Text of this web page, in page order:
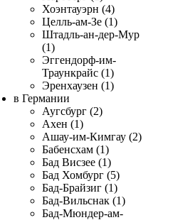
Хоэнтауэрн (4)
Целль-ам-Зе (1)
Штадль-ан-дер-Мур
(1)
Эггендорф-им-
Траункрайс (1)
Эренхаузен (1)
в Германии
Аугсбург (2)
Ахен (1)
Ашау-им-Кимгау (2)
Бабенсхам (1)
Бад Висзее (1)
Бад Хомбург (5)
Бад-Брайзиг (1)
Бад-Вильснак (1)
Бад-Мюндер-ам-